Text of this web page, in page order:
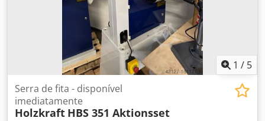
1 / 5
Serra de fita - disponível
imediatamente
Holzkraft HBS 351 Aktionsset